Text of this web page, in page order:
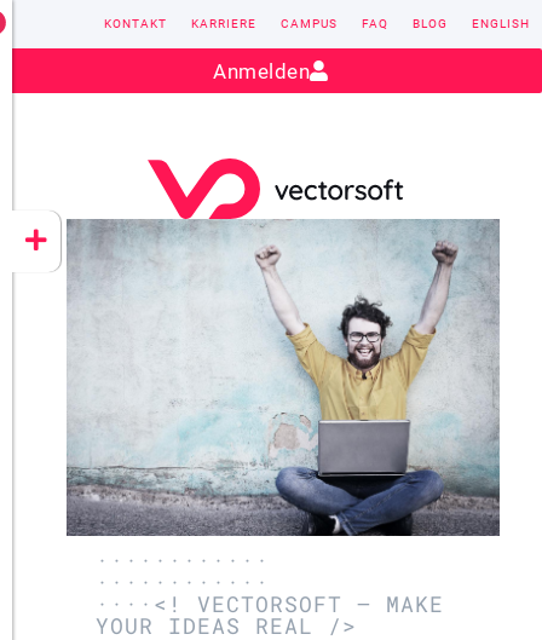
CONZEPT 16
YEET
Kontakt:sales@vectorsoft.de
KONTAKT KARRIERE CAMPUS FAQ BLOG ENGLISH
Anmelden
············
············
····<! VECTORSOFT – MAKE
YOUR IDEAS REAL />